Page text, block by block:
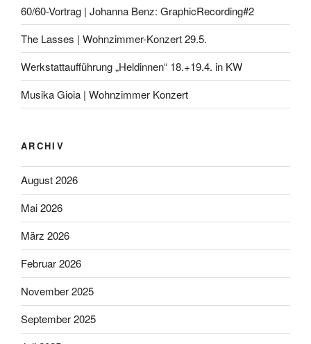
60/60-Vortrag | Johanna Benz: GraphicRecording#2
The Lasses | Wohnzimmer-Konzert 29.5.
Werkstattaufführung „Heldinnen“ 18.+19.4. in KW
Musika Gioia | Wohnzimmer Konzert
ARCHIV
August 2026
Mai 2026
März 2026
Februar 2026
November 2025
September 2025